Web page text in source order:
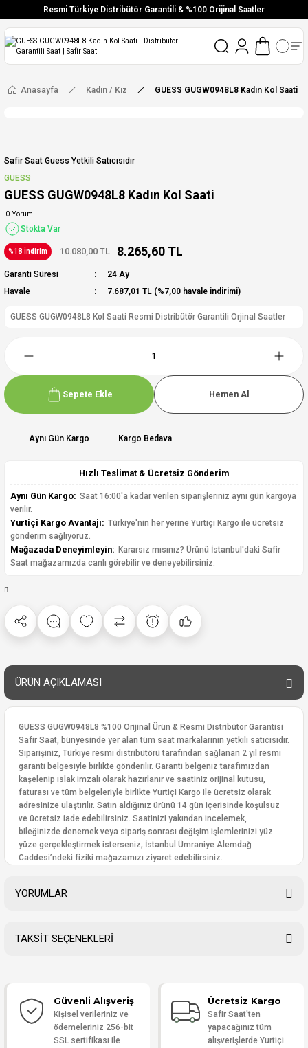
Resmi Türkiye Distribütör Garantili & %100 Orijinal Saatler
Vade Farksız 6 Taksit
Ücretsiz Kargo
Anasayfa Kadın / Kız GUESS GUGW0948L8 Kadın Kol Saati
Safir Saat Guess Yetkili Satıcısıdır
GUESS
GUESS GUGW0948L8 Kadın Kol Saati
0 Yorum
Stokta Var
%18 İndirim 10.080,00 TL 8.265,60 TL
Garanti Süresi
24 Ay
Havale
7.687,01 TL (%7,00 havale indirimi)
GUESS GUGW0948L8 Kol Saati Resmi Distribütör Garantili Orjinal Saatler
Sepete Ekle Hemen Al
Aynı Gün Kargo Kargo Bedava
Hızlı Teslimat & Ücretsiz Gönderim
Aynı Gün Kargo: Saat 16:00'a kadar verilen siparişleriniz aynı gün kargoya
verilir.
Yurtiçi Kargo Avantajı: Türkiye'nin her yerine Yurtiçi Kargo ile ücretsiz
gönderim sağlıyoruz.
Mağazada Deneyimleyin: Kararsız mısınız? Ürünü İstanbul'daki Safir
Saat mağazamızda canlı görebilir ve deneyebilirsiniz.
ÜRÜN AÇIKLAMASI
GUESS GUGW0948L8 %100 Orijinal Ürün & Resmi Distribütör Garantisi
Safir Saat, bünyesinde yer alan tüm saat markalarının yetkili satıcısıdır.
Siparişiniz, Türkiye resmi distribütörü tarafından sağlanan 2 yıl resmi
garanti belgesiyle birlikte gönderilir. Garanti belgeniz tarafımızdan
kaşelenip ıslak imzalı olarak hazırlanır ve saatiniz orijinal kutusu,
faturası ve tüm belgeleriyle birlikte Yurtiçi Kargo ile ücretsiz olarak
adresinize ulaştırılır. Satın aldığınız ürünü 14 gün içerisinde koşulsuz
ve ücretsiz iade edebilirsiniz. Saatinizi yakından incelemek,
bileğinizde denemek veya sipariş sonrası değişim işlemlerinizi yüz
yüze gerçekleştirmek isterseniz; İstanbul Ümraniye Alemdağ
Caddesi’ndeki fiziki mağazamızı ziyaret edebilirsiniz.
YORUMLAR
Yorum Yaz
TAKSİT SEÇENEKLERİ
Güvenli Alışveriş
Kişisel verileriniz ve
ödemeleriniz 256-bit
SSL sertifikası ile
Ücretsiz Kargo
Safir Saat'ten
yapacağınız tüm
alışverişlerde Yurtiçi